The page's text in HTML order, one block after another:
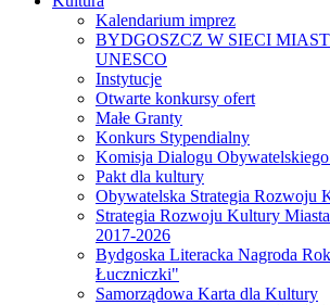
Kalendarium imprez
BYDGOSZCZ W SIECI
UNESCO
Instytucje
Otwarte konkursy ofert
Małe Granty
Konkurs Stypendialny
Komisja Dialogu
Pakt dla kultury
Obywatelska Strategia Rozwoju
Strategia Rozwoju Kultury
2017-2026
Bydgoska Literacka Nagroda
Łuczniczki"
Samorządowa Karta dla Kultury